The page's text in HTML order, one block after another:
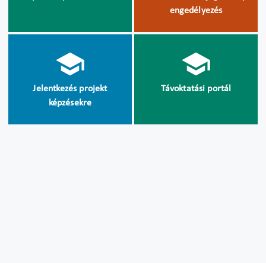
engedélyezés
Jelentkezés projekt
képzésekre
Távoktatási portál